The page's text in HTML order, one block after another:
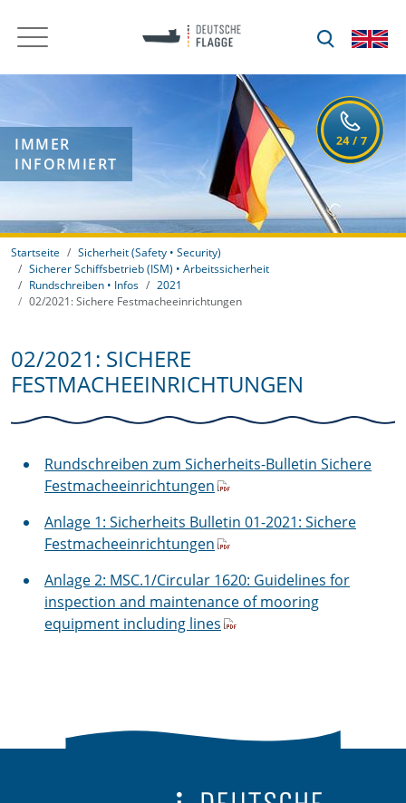
IMMER
INFORMIERT
Startseite
Sicherheit (Safety • Security)
Sicherer Schiffsbetrieb (ISM) • Arbeitssicherheit
Rundschreiben • Infos
2021
02/2021: Sichere Festmacheeinrichtungen
02/2021: SICHERE
FESTMACHEEINRICHTUNGEN
Rundschreiben zum Sicherheits-Bulletin Sichere
Festmacheeinrichtungen
Anlage 1: Sicherheits Bulletin 01-2021: Sichere
Festmacheeinrichtungen
Anlage 2: MSC.1/Circular 1620: Guidelines for
inspection and maintenance of mooring
equipment including lines